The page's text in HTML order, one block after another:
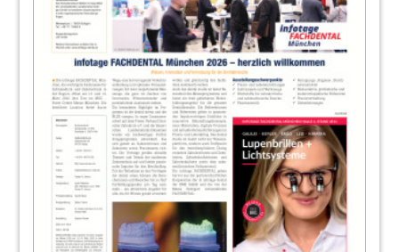
Veranstaltungen
Redaktion
Unternehmensinformationen
Redaktion
Herstellerinformationen
Redaktion
Belmont Takara Company Europe GmbH